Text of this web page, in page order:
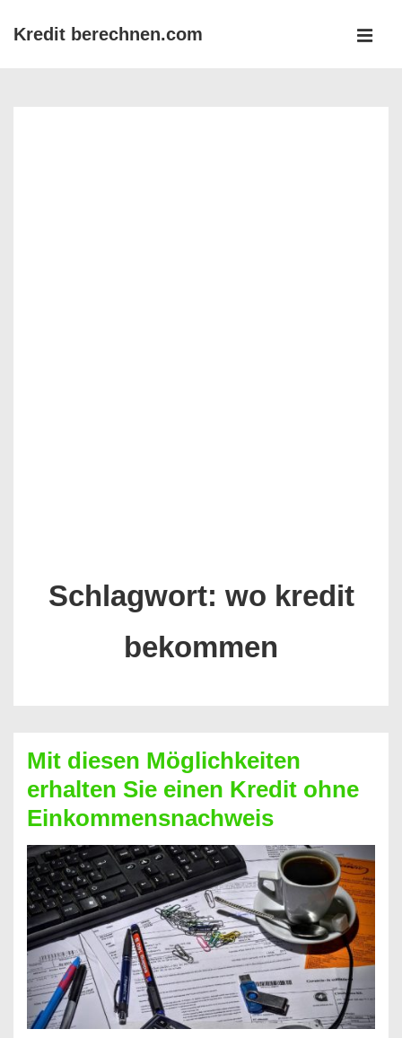
ZumKredit berechnen.com
Schlagwort: wo kredit
bekommen
Mit diesen Möglichkeiten
erhalten Sie einen Kredit ohne
Einkommensnachweis